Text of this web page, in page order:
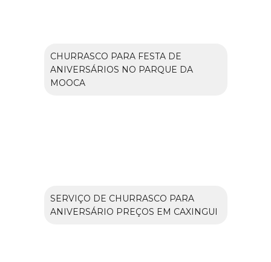
CHURRASCO PARA FESTA DE
ANIVERSÁRIOS NO PARQUE DA
MOOCA
SERVIÇO DE CHURRASCO PARA
ANIVERSÁRIO PREÇOS EM CAXINGUI